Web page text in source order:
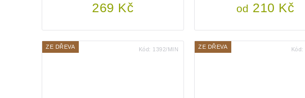
269 Kč od 210 Kč
ZE DŘEVA Kód: 1392/MIN ZE DŘEVA Kód: